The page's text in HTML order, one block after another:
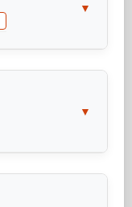
▼
▼